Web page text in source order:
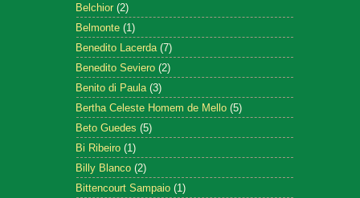
Belchior (2)
Belmonte (1)
Benedito Lacerda (7)
Benedito Seviero (2)
Benito di Paula (3)
Bertha Celeste Homem de Mello (5)
Beto Guedes (5)
Bi Ribeiro (1)
Billy Blanco (2)
Bittencourt Sampaio (1)